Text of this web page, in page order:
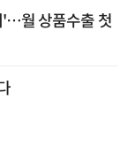
'…월 상품수출 첫